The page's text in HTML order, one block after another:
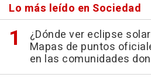
Lo más leído en Sociedad
¿Dónde ver eclipse
Mapas de puntos
en las comunidades